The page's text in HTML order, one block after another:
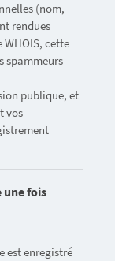
(nom,
rendues
WHOIS, cette
spammeurs
publique, et
vos
une fois
est enregistré